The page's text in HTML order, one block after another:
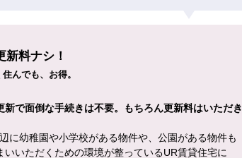
新料ナシ！
んでも、お得。
新で面倒な手続きは不要。もちろん更新料はいただき
に幼稚園や小学校がある物件や、公園がある物件も
いいただくための環境が整っているUR賃貸住宅に